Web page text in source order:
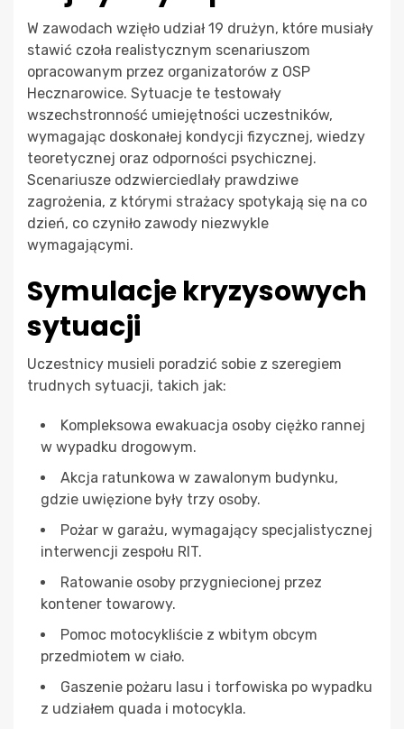
W zawodach wzięło udział 19 drużyn, które musiały
stawić czoła realistycznym scenariuszom
opracowanym przez organizatorów z OSP
Hecznarowice. Sytuacje te testowały
wszechstronność umiejętności uczestników,
wymagając doskonałej kondycji fizycznej, wiedzy
teoretycznej oraz odporności psychicznej.
Scenariusze odzwierciedlały prawdziwe
zagrożenia, z którymi strażacy spotykają się na co
dzień, co czyniło zawody niezwykle
wymagającymi.
Symulacje kryzysowych
sytuacji
Uczestnicy musieli poradzić sobie z szeregiem
trudnych sytuacji, takich jak:
Kompleksowa ewakuacja osoby ciężko rannej
w wypadku drogowym.
Akcja ratunkowa w zawalonym budynku,
gdzie uwięzione były trzy osoby.
Pożar w garażu, wymagający specjalistycznej
interwencji zespołu RIT.
Ratowanie osoby przygniecionej przez
kontener towarowy.
Pomoc motocykliście z wbitym obcym
przedmiotem w ciało.
Gaszenie pożaru lasu i torfowiska po wypadku
z udziałem quada i motocykla.